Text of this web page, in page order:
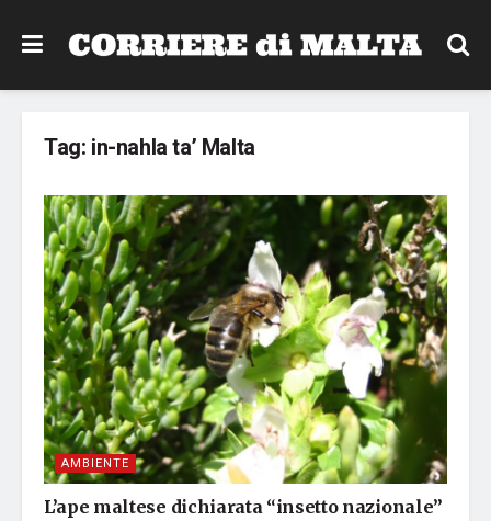
Tag: in-nahla ta’ Malta
AMBIENTE
L’ape maltese dichiarata “insetto nazionale”